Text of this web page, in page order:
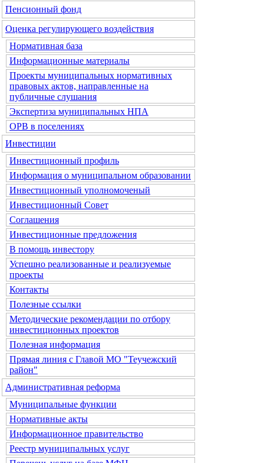
Пенсионный фонд
Оценка регулирующего воздействия
Нормативная база
Информационные материалы
Проекты муниципальных нормативных
правовых актов, направленные на
публичные слушания
Экспертиза муниципальных НПА
ОРВ в поселениях
Инвестиции
Инвестиционный профиль
Информация о муниципальном образовании
Инвестиционный уполномоченый
Инвестиционный Совет
Соглашения
Инвестиционные предложения
В помощь инвестору
Успешно реализованные и реализуемые
проекты
Контакты
Полезные ссылки
Методические рекомендации по отбору
инвестиционных проектов
Полезная информация
Прямая линия с Главой МО "Теучежский
район"
Административная реформа
Муниципальные функции
Нормативные акты
Информационное правительство
Реестр муниципальных услуг